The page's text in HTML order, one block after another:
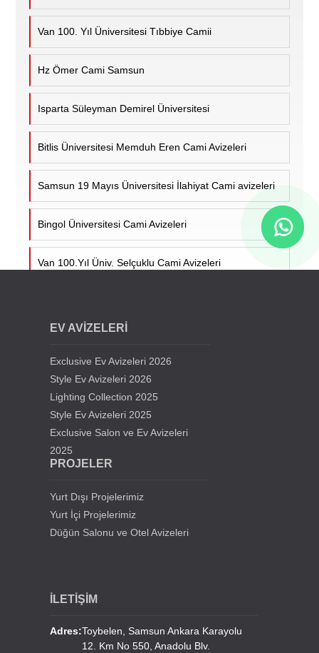
Van 100. Yıl Üniversitesi Tıbbiye Camii
Hz Ömer Cami Samsun
Isparta Süleyman Demirel Üniversitesi
Bitlis Üniversitesi Memduh Eren Cami Avizeleri
Samsun 19 Mayıs Üniversitesi İlahiyat Cami avizeleri
Bingol Üniversitesi Cami Avizeleri
Van 100.Yıl Üniv. Selçuklu Cami Avizeleri
Kıbrıs Lefkoşa Hala Sultan Cami Avizeleri
Samsun Gürbüz Cami Avize Projesi
İstanbul Beylikdüzü Mevlana Cami Avize Projesi
Kahramanmaraş Medine Cami Avizesi
Mersin Mezitli Cami Avize Projesi
Erzurum Hınıs Merkez Cami Avizeleri
EV AVİZELERİ
Exclusive Ev Avizeleri 2026
Style Ev Avizeleri 2026
Lighting Collection 2025
Style Ev Avizeleri 2025
Exclusive Salon ve Ev Avizeleri
2025
PROJELER
Yurt Dışı Projelerimiz
Yurt İçi Projelerimiz
Düğün Salonu ve Otel Avizeleri
İLETİŞİM
Adres:Toybelen, Samsun Ankara Karayolu
12. Km No 550, Anadolu Blv.